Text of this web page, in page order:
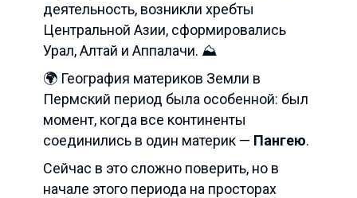
деятельность, возникли хребты
Центральной Азии, сформировались
Урал, Алтай и Аппалачи. ⛰️
🌍 География материков Земли в
Пермский период была особенной: был
момент, когда все континенты
соединились в один материк — Пангею.
Сейчас в это сложно поверить, но в
начале этого периода на просторах